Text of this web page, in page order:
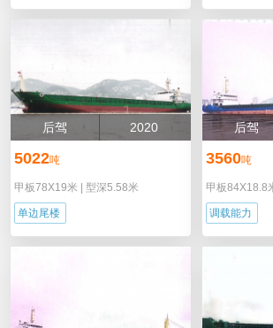
后驾 2020
5022吨
甲板78X19米 型深5.58米
单边尾楼
后驾
3560吨
甲板84X18.8
调载能力